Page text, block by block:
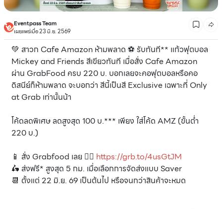
Eventpass Team
เผยแพร่เมื่อ 23 มิ.ย. 2569
💚 สาวก Cafe Amazon ห้ามพลาด ⚽️ รับทันที** แก้วฟุตบอล
Mickey and Friends สีเขียวทันที เมื่อสั่ง Cafe Amazon
ผ่าน GrabFood ครบ 220 บ. บอกเลยจะคอฟุตบอลหรือคอ
ดิสนีย์ก็ห้ามพลาด จะบอกว่า สีนี้เป็นสี Exclusive เฉพาะที่ Only
at Grab เท่านั้นน้า
โค้ดลดพิเศษ ลดสูงสุด 100 บ.*** เพียง ใส่โค้ด AMZ (ขั้นต่ำ
220 บ.)
📱 สั่ง Grabfood เลย 👉🏻 https://grb.to/4usGtJM
🛵 ส่งฟรี* สูงสุด 5 กม. เมื่อเลือกการจัดส่งแบบ Saver
📆 ตั้งแต่ 22 มิ.ย. 69 เป็นต้นไป หรือจนกว่าสินค้าจะหมด